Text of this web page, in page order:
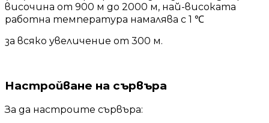
височина от 900 м до 2000 м, най-високата
работна температура намалява с 1 ℃
за всяко увеличение от 300 м.
Настройване на сървъра
За да настроите сървъра: